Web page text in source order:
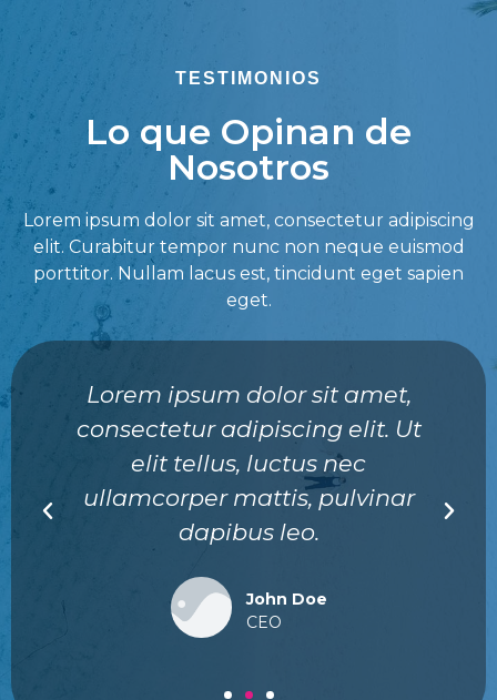
TESTIMONIOS
Lo que Opinan de
Nosotros
Lorem ipsum dolor sit amet, consectetur adipiscing
elit. Curabitur tempor nunc non neque euismod
porttitor. Nullam lacus est, tincidunt eget sapien
eget.
Lorem ipsum dolor sit amet,
consectetur adipiscing elit. Ut
elit tellus, luctus nec
ullamcorper mattis, pulvinar
dapibus leo.
John Doe
CEO